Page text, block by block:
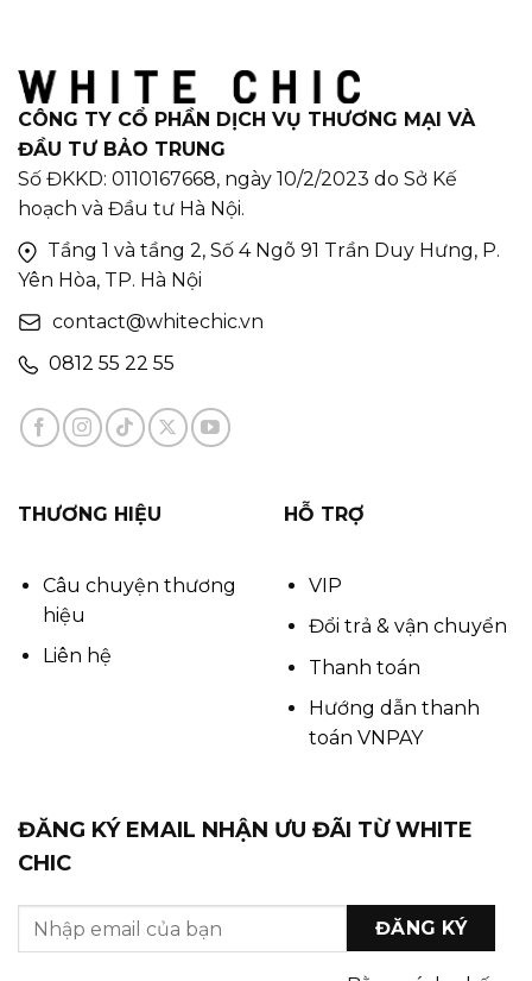
CÔNG TY CỔ PHẦN DỊCH VỤ THƯƠNG MẠI VÀ
ĐẦU TƯ BẢO TRUNG
Số ĐKKD: 0110167668, ngày 10/2/2023 do Sở Kế
hoạch và Đầu tư Hà Nội.
Tầng 1 và tầng 2, Số 4 Ngõ 91 Trần Duy Hưng, P.
Yên Hòa, TP. Hà Nội
contact@whitechic.vn
0812 55 22 55
THƯƠNG HIỆU
Câu chuyện thương
hiệu
Liên hệ
HỖ TRỢ
VIP
Đổi trả & vận chuyển
Thanh toán
Hướng dẫn thanh
toán VNPAY
ĐĂNG KÝ EMAIL NHẬN ƯU ĐÃI TỪ WHITE
CHIC